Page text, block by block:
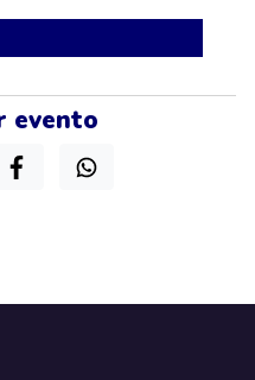
evento